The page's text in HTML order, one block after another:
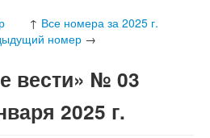
↑ Все номера за 2025 г.
номер →
вести» № 03
2025 г.